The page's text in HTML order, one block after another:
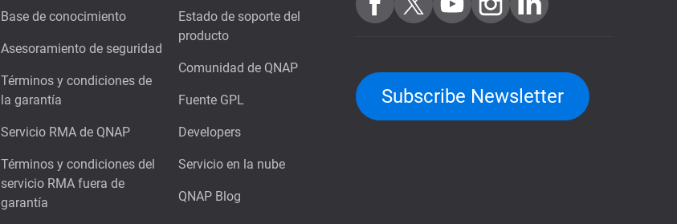
Base de conocimiento
Asesoramiento de seguridad
Términos y condiciones de
la garantía
Servicio RMA de QNAP
Términos y condiciones del
servicio RMA fuera de
garantía
Estado de soporte del
producto
Comunidad de QNAP
Fuente GPL
Developers
Servicio en la nube
QNAP Blog
Subscribe Newsletter